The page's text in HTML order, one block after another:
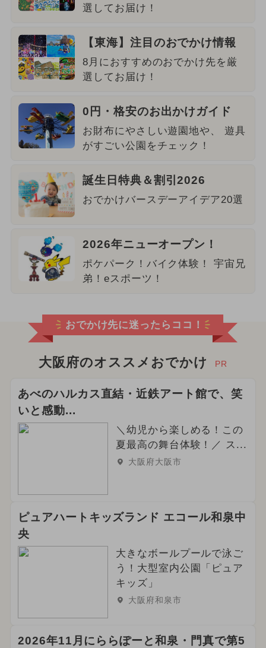
選してお届け！
【東海】注目のおでかけ情報
8月におすすめのおでかけ先を厳
選してお届け！
0円・格安のお出かけガイド
お財布にやさしい遊園地や、 遊具
がすごい公園をチェック！
誕生日特典＆割引2026
おでかけバースデーアイデア20選
2026年ニューオープン！
ポケパーク！バイク体験！ 宇宙兄
弟！eスポーツ！
おでかけ先に迷ったらココ！
大阪府のオススメおでかけ PR
あべのハルカス直結・近鉄アート館で、笑
いと感動...
＼幼児から楽しめる！この
夏最高の舞台体験！／ ス...
大阪府大阪市
ピュアハートキッズランド エコール和泉中
央
大きなボールプールで泳ご
う！大型室内公園「ピュア
キッズ」
大阪府和泉市
2026年11月にららぽーと和泉・門真で第5